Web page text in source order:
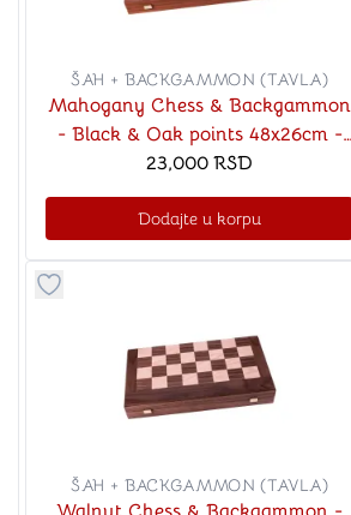
Šah
Backgammon (Tavla)
Mozgalice
Ostale mozgalice
Stripovi
ŠAH + BACKGAMMON (TAVLA)
Mahogany Chess & Backgammon
- Black & Oak points 48x26cm -
F44 CHESSMEN
23,000 RSD
Dodajte u korpu
Dugme za dodavanje stvari u
ŠAH + BACKGAMMON (TAVLA)